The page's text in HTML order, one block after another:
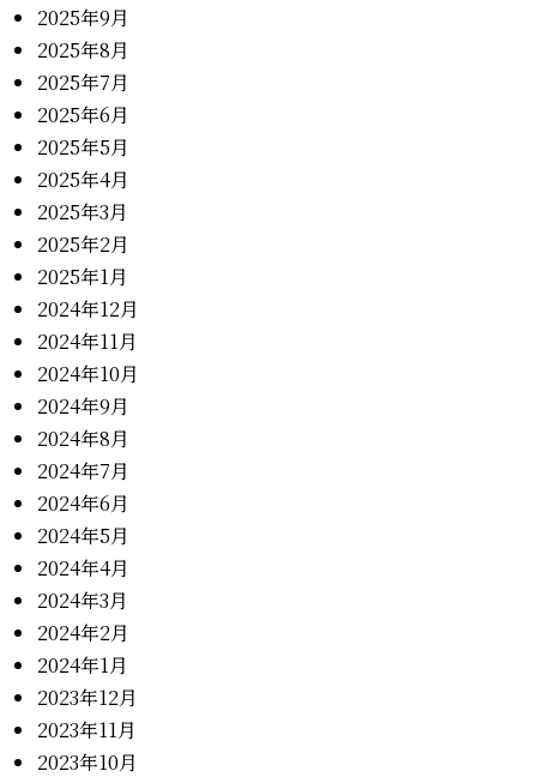
2025年9月
2025年8月
2025年7月
2025年6月
2025年5月
2025年4月
2025年3月
2025年2月
2025年1月
2024年12月
2024年11月
2024年10月
2024年9月
2024年8月
2024年7月
2024年6月
2024年5月
2024年4月
2024年3月
2024年2月
2024年1月
2023年12月
2023年11月
2023年10月